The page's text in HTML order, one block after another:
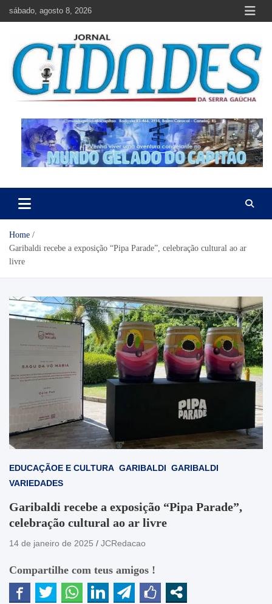
sábado, agosto 8, 2026
Jornal Cidades da Serra Gaúcha
Home
Garibaldi recebe a exposição “Pipa Parade”, celebração cultural ao ar
livre
EDUCAÇÃOE E CULTURA GARIBALDI GARIBALDI
VARIEDADES
Garibaldi recebe a exposição “Pipa Parade”,
celebração cultural ao ar livre
14 de janeiro de 2025 JCRedacao
Compartilhe com teus amigos !